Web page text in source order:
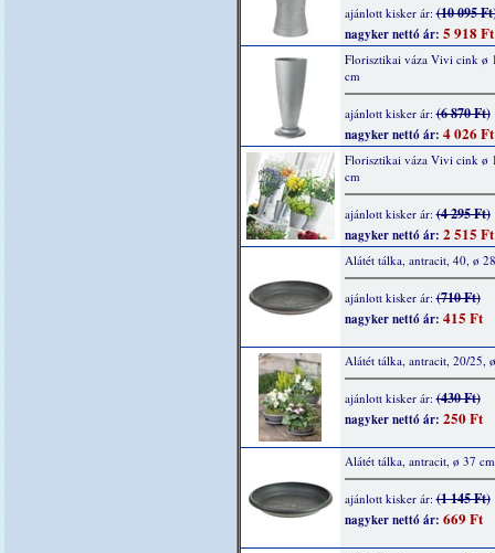
ajánlott kisker ár:(10 095
nagyker nettó ár: 5 918 Ft
Florisztikai váza Vivi cink ø
cm
ajánlott kisker ár:(6 870 Ft)
nagyker nettó ár: 4 026 Ft
Florisztikai váza Vivi cink ø
cm
ajánlott kisker ár:(4 295 Ft)
nagyker nettó ár: 2 515 Ft
Alátét tálka, antracit, 40, ø
ajánlott kisker ár:(710 Ft)
nagyker nettó ár: 415 Ft
Alátét tálka, antracit, 20/25,
ajánlott kisker ár:(430 Ft)
nagyker nettó ár: 250 Ft
Alátét tálka, antracit, ø 37 cm
ajánlott kisker ár:(1 145 Ft)
nagyker nettó ár: 669 Ft